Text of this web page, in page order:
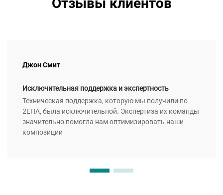
Джон Смит
Исключительная поддержка и экспертность
Техническая поддержка, которую мы получили по
2EHA, была исключительной. Экспертиза их команды
значительно помогла нам оптимизировать наши
композиции